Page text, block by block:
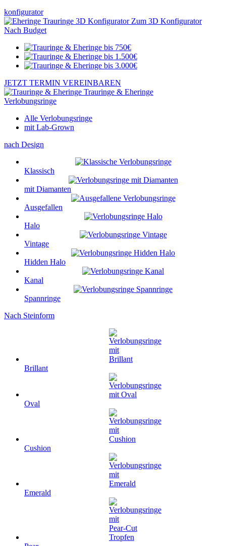
konfigurator
Zum 3D Konfigurator
Nach Budget
JETZT TERMIN VEREINBAREN
Trauringe & Eheringe
Verlobungsringe
Alle Verlobungsringe
mit Lab-Grown
nach Design
Klassisch
mit Diamanten
Ausgefallen
Halo
Vintage
Hidden Halo
Kanal
Spannringe
Nach Steinform
Brillant
Oval
Cushion
Emerald